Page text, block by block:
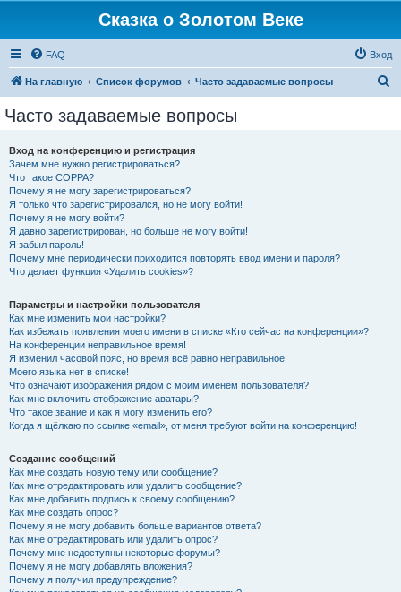
Сказка о Золотом Веке
FAQ Вход
На главную Список форумов Часто задаваемые вопросы
Часто задаваемые вопросы
Вход на конференцию и регистрация
Зачем мне нужно регистрироваться?
Что такое COPPA?
Почему я не могу зарегистрироваться?
Я только что зарегистрировался, но не могу войти!
Почему я не могу войти?
Я давно зарегистрирован, но больше не могу войти!
Я забыл пароль!
Почему мне периодически приходится повторять ввод имени и пароля?
Что делает функция «Удалить cookies»?
Параметры и настройки пользователя
Как мне изменить мои настройки?
Как избежать появления моего имени в списке «Кто сейчас на конференции»?
На конференции неправильное время!
Я изменил часовой пояс, но время всё равно неправильное!
Моего языка нет в списке!
Что означают изображения рядом с моим именем пользователя?
Как мне включить отображение аватары?
Что такое звание и как я могу изменить его?
Когда я щёлкаю по ссылке «email», от меня требуют войти на конференцию!
Создание сообщений
Как мне создать новую тему или сообщение?
Как мне отредактировать или удалить сообщение?
Как мне добавить подпись к своему сообщению?
Как мне создать опрос?
Почему я не могу добавить больше вариантов ответа?
Как мне отредактировать или удалить опрос?
Почему мне недоступны некоторые форумы?
Почему я не могу добавлять вложения?
Почему я получил предупреждение?